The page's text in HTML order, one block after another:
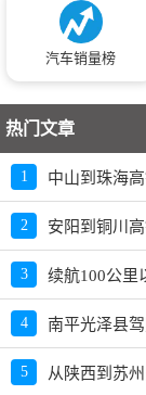
汽车销量榜
热门文章
1 中山到珠海
2 安阳到铜川
3
4
5